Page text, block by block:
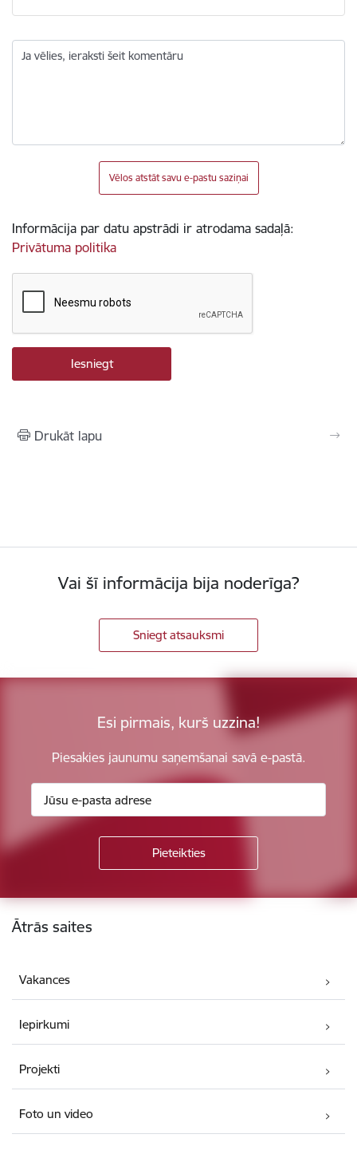
Ja vēlies, ieraksti šeit komentāru
Vēlos atstāt savu e-pastu saziņai
Informācija par datu apstrādi ir atrodama sadaļā:
Privātuma politika
Drukāt lapu
Vai šī informācija bija noderīga?
Sniegt atsauksmi
Esi pirmais, kurš uzzina!
Piesakies jaunumu saņemšanai savā e-pastā.
Kājene
Ātrās saites
Vakances
Iepirkumi
Projekti
Foto un video